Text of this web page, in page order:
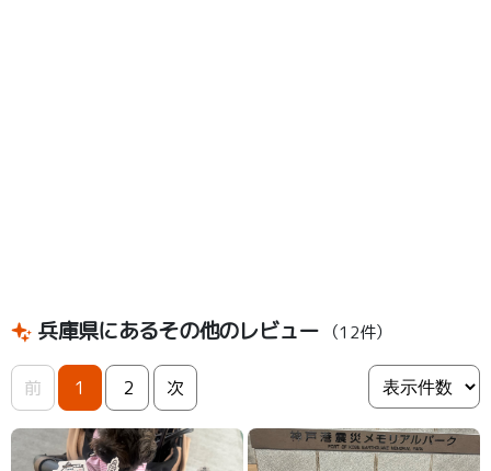
兵庫県にあるその他のレビュー （12件）
前 1 2 次